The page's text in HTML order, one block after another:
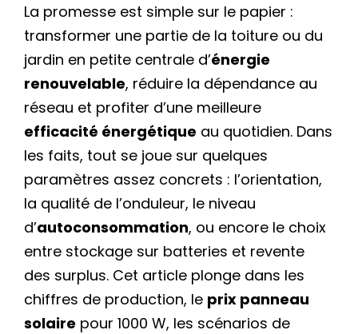
La promesse est simple sur le papier :
transformer une partie de la toiture ou du
jardin en petite centrale d’énergie
renouvelable, réduire la dépendance au
réseau et profiter d’une meilleure
efficacité énergétique au quotidien. Dans
les faits, tout se joue sur quelques
paramètres assez concrets : l’orientation,
la qualité de l’onduleur, le niveau
d’autoconsommation, ou encore le choix
entre stockage sur batteries et revente
des surplus. Cet article plonge dans les
chiffres de production, le prix panneau
solaire pour 1000 W, les scénarios de